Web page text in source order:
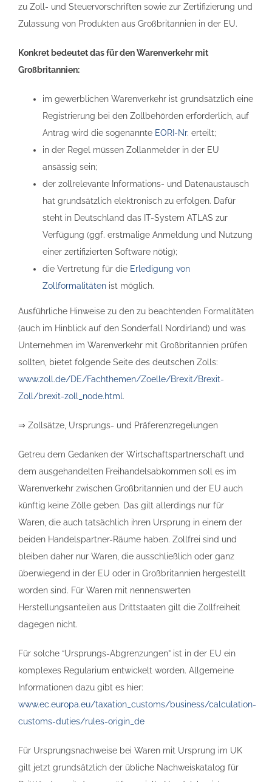
zu Zoll- und Steuervorschriften sowie zur Zertifizierung und
Zulassung von Produkten aus Großbritannien in der EU.
Konkret bedeutet das für den Warenverkehr mit
Großbritannien:
im gewerblichen Warenverkehr ist grundsätzlich eine
Registrierung bei den Zollbehörden erforderlich, auf
Antrag wird die sogenannte EORI-Nr. erteilt;
in der Regel müssen Zollanmelder in der EU
ansässig sein;
der zollrelevante Informations- und Datenaustausch
hat grundsätzlich elektronisch zu erfolgen. Dafür
steht in Deutschland das IT-System ATLAS zur
Verfügung (ggf. erstmalige Anmeldung und Nutzung
einer zertifizierten Software nötig);
die Vertretung für die Erledigung von
Zollformalitäten ist möglich.
Ausführliche Hinweise zu den zu beachtenden Formalitäten
(auch im Hinblick auf den Sonderfall Nordirland) und was
Unternehmen im Warenverkehr mit Großbritannien prüfen
sollten, bietet folgende Seite des deutschen Zolls:
www.zoll.de/DE/Fachthemen/Zoelle/Brexit/Brexit-
Zoll/brexit-zoll_node.html.
⇒ Zollsätze, Ursprungs- und Präferenzregelungen
Getreu dem Gedanken der Wirtschaftspartnerschaft und
dem ausgehandelten Freihandelsabkommen soll es im
Warenverkehr zwischen Großbritannien und der EU auch
künftig keine Zölle geben. Das gilt allerdings nur für
Waren, die auch tatsächlich ihren Ursprung in einem der
beiden Handelspartner-Räume haben. Zollfrei sind und
bleiben daher nur Waren, die ausschließlich oder ganz
überwiegend in der EU oder in Großbritannien hergestellt
worden sind. Für Waren mit nennenswerten
Herstellungsanteilen aus Drittstaaten gilt die Zollfreiheit
dagegen nicht.
Für solche “Ursprungs-Abgrenzungen” ist in der EU ein
komplexes Regularium entwickelt worden. Allgemeine
Informationen dazu gibt es hier:
www.ec.europa.eu/taxation_customs/business/calculation-
customs-duties/rules-origin_de
Für Ursprungsnachweise bei Waren mit Ursprung im UK
gilt jetzt grundsätzlich der übliche Nachweiskatalog für